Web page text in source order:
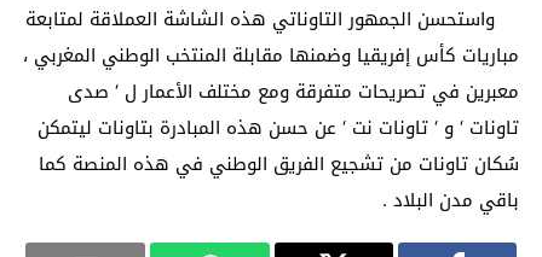
واستحسن الجمهور التاوناتي هذه الشاشة العملاقة لمتابعة
مباريات كأس إفريقيا وضمنها مقابلة المنتخب الوطني المغربي ،
معبرين في تصريحات متفرقة ومع مختلف الأعمار ل ‘ صدى
تاونات ‘ و ‘ تاونات نت ‘ عن حسن هذه المبادرة بتاونات ليتمكن
سُكان تاونات من تشجيع الفريق الوطني في هذه المنصة كما
باقي مدن البلاد .